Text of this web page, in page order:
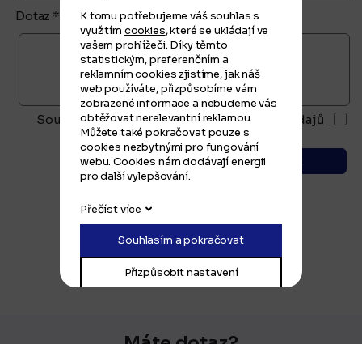
Dotaz *
Souhlasím se zásadami ochranyosobních údajů
K tomu potřebujeme váš souhlas s
využitím cookies, které se ukládají ve
vašem prohlížeči. Díky těmto
statistickým, preferenčním a
reklamním cookies zjistíme, jak náš
web používáte, přizpůsobíme vám
zobrazené informace a nebudeme vás
obtěžovat nerelevantní reklamou.
Můžete také pokračovat pouze s
cookies nezbytnými pro fungování
webu. Cookies nám dodávají energii
pro další vylepšování.
Přečíst více
Souhlasím a pokračovat
Přizpůsobit nastavení